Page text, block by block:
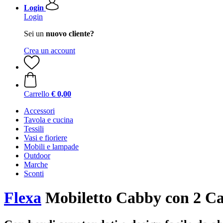
Login
Login
Sei un nuovo cliente?
Crea un account
Carrello € 0,00
Accessori
Tavola e cucina
Tessili
Vasi e fioriere
Mobili e lampade
Outdoor
Marche
Sconti
Flexa Mobiletto Cabby con 2